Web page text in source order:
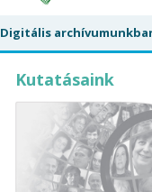
Digitális
Kutatásaink